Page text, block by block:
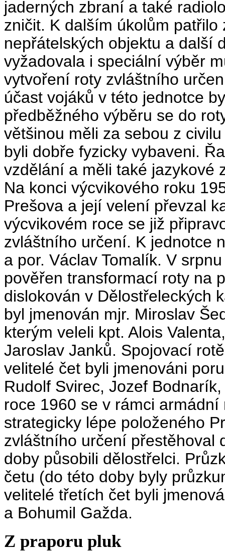
jaderných zbraní a také
zničit. K dalším úkolům
nepřátelských objektu a další
vyžadovala i speciální výběr
vytvoření roty zvláštního
účast vojá­ků v této jednotce
předběžného výběru se do
většinou měli za sebou z
byli dobře fyzicky vybaveni.
vzdělání a měli také jazykové
Na konci výcvikového roku
Prešova a její velení převzal
výcvikovém roce se již
zvláštního určení. K jednotce
a por. Václav Tomalík. V
pověřen transformací roty na
dislokován v Dělostřeleckých
byl jmenován mjr. Miroslav
kterým veleli kpt. Alois
Jaroslav Janků. Spojovací
velitelé čet byli jmenováni
Rudolf Svirec, Jozef
roce 1960 se v rámci
strategicky lépe položeného
zvláštního určení přestěhoval
doby působili dělostřelci.
četu (do této doby byly
velitelé třetích čet byli
a Bohumil Gažda.
Z praporu pluk